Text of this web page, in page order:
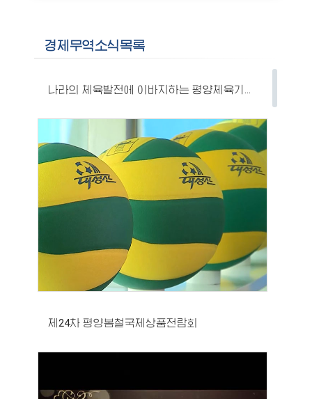
경제무역소식목록
나라의 체육발전에 이바지하는 평양체육기자재공장
제24차 평양봄철국제상품전람회